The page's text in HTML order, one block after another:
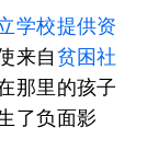
学校提供资
来自贫困社
那里的孩子
了负面影